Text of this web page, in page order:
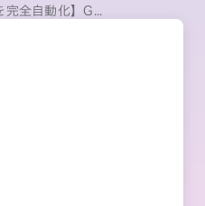
完全自動化】G...